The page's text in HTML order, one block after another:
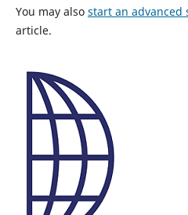
You may also start an advanced
article.